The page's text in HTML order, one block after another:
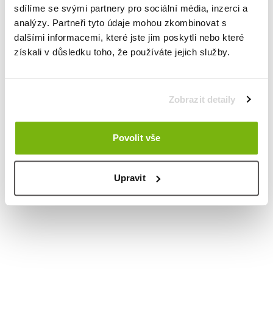
sdílíme se svými partnery pro sociální média, inzerci a
analýzy. Partneři tyto údaje mohou zkombinovat s
dalšími informacemi, které jste jim poskytli nebo které
získali v důsledku toho, že používáte jejich služby.
Zobrazit detaily
Povolit vše
Upravit